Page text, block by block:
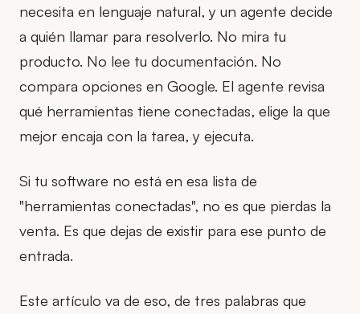
necesita en lenguaje natural, y un agente decide
a quién llamar para resolverlo. No mira tu
producto. No lee tu documentación. No
compara opciones en Google. El agente revisa
qué herramientas tiene conectadas, elige la que
mejor encaja con la tarea, y ejecuta.
Si tu software no está en esa lista de
"herramientas conectadas", no es que pierdas la
venta. Es que dejas de existir para ese punto de
entrada.
Este artículo va de eso, de tres palabras que